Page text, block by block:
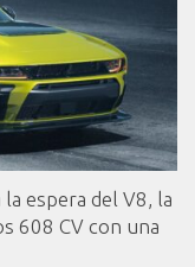
espera del V8, la
608 CV con una